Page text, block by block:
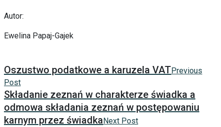
Autor:
Ewelina Papaj-Gajek
Oszustwo podatkowe a karuzela VAT Previous
Post
Składanie zeznań w charakterze świadka a
odmowa składania zeznań w postępowaniu
karnym przez świadka Next Post